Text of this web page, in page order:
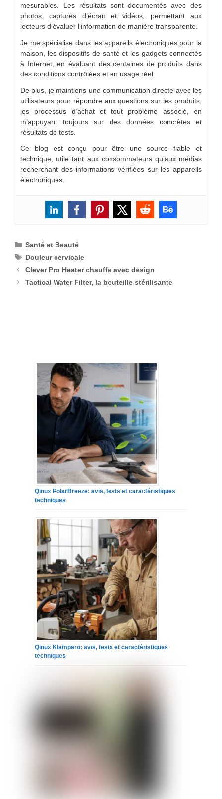
mesurables. Les résultats sont documentés avec des
photos, captures d’écran et vidéos, permettant aux
lecteurs d’évaluer l’information de manière transparente.
Je me spécialise dans les appareils électroniques pour la
maison, les dispositifs de santé et les gadgets connectés
à Internet, en évaluant des centaines de produits dans
des conditions contrôlées et en usage réel.
De plus, je maintiens une communication directe avec les
utilisateurs pour répondre aux questions sur les produits,
les processus d’achat et tout problème associé, en
m’appuyant toujours sur des données concrètes et
résultats de tests.
Ce blog est conçu pour être une source fiable et
technique, utile tant aux consommateurs qu’aux médias
recherchant des informations vérifiées sur les appareils
électroniques.
Catégories
Santé et Beauté
Étiquettes
Douleur cervicale
Clever Pro Heater chauffe avec design
Tactical Water Filter, la bouteille stérilisante
Qinux PolarBreeze: avis, tests et caractéristiques
techniques
Qinux Klampero: avis, tests et caractéristiques
techniques